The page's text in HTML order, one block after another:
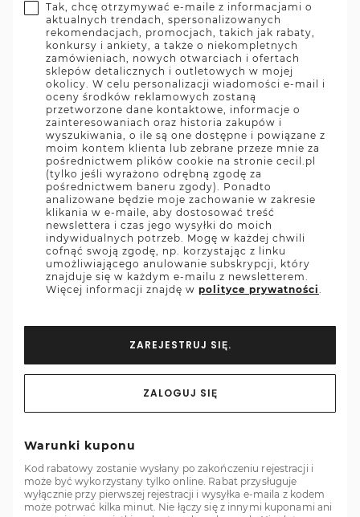
Tak, chcę otrzymywać e-maile z informacjami o
aktualnych trendach, spersonalizowanych
rekomendacjach, promocjach, takich jak rabaty,
konkursy i ankiety, a także o niekompletnych
zamówieniach, nowych otwarciach i ofertach
sklepów detalicznych i outletowych w mojej
okolicy. W celu personalizacji wiadomości e-mail i
oceny środków reklamowych zostaną
przetworzone dane kontaktowe, informacje o
zainteresowaniach oraz historia zakupów i
wyszukiwania, o ile są one dostępne i powiązane z
moim kontem klienta lub zebrane przeze mnie za
pośrednictwem plików cookie na stronie cecil.pl
(tylko jeśli wyrażono odrębną zgodę za
pośrednictwem baneru zgody). Ponadto
analizowane będzie moje zachowanie w zakresie
klikania w e-maile, aby dostosować treść
newslettera i czas jego wysyłki do moich
indywidualnych potrzeb. Mogę w każdej chwili
cofnąć swoją zgodę, np. korzystając z linku
umożliwiającego anulowanie subskrypcji, który
znajduje się w każdym e-mailu z newsletterem.
Więcej informacji znajdę w polityce prywatności.
ZAREJESTRUJ SIĘ.
ZALOGUJ SIĘ
Warunki kuponu
Kod rabatowy zostanie wysłany po zakończeniu rejestracji i
może być wykorzystany tylko online. Rabat przysługuje
wyłącznie przy pierwszej rejestracji i wysyłka e-maila z kodem
może potrwać kilka minut. Nie łączy się z innymi kuponami ani